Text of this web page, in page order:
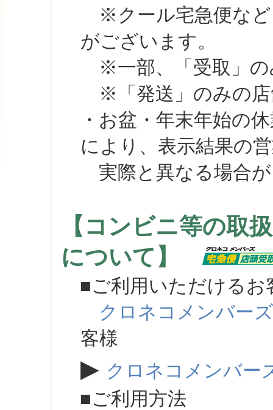
※クール宅急便など
がございます。
※一部、「受取」の
※「発送」のみの店
・お盆・年末年始の
により、表示結果の
実際と異なる場合が
【コンビニ等の取
について】
■ご利用いただけるお
クロネコメンバーズ
客様
▶ クロネコメンバー
■ご利用方法